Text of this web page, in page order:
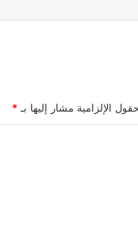
الإلزامية مشار إليها بـ *